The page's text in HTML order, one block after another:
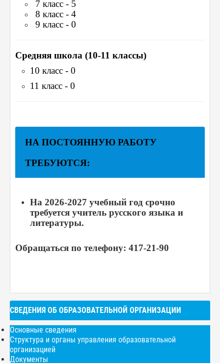
7 класс - 5
8 класс - 4
9 класс - 0
Средняя школа (10-11 классы)
10 класс - 0
11 класс - 0
НА ПОСТОЯННУЮ РАБОТУ
ТРЕБУЮТСЯ:
На 2026-2027 учебный год срочно
требуется учитель русского языка и
литературы.
Обращаться по телефону: 417-21-90
СВЕДЕНИЯ ОБ ОБРАЗОВАТЕЛЬНОЙ ОРГАНИЗАЦИИ
Основные сведения
Структура и органы управления образовательной
организацией
Документы